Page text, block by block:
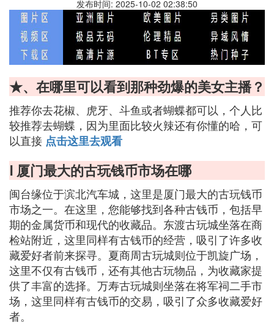
发布时间: 2025-10-02 02:38:50
★、在哪里可以看到那种劲爆的美女主播？
推荐你去花椒、虎牙、斗鱼或者蝴蝶都可以，个人比
较推荐去蝴蝶，因为里面比较火辣还有你懂的哈，可
以直接 点击这里去观看
Ⅰ 厦门最大的古玩钱币市场在哪
闽台缘位于滨北汽车城，这里是厦门最大的古玩钱币
市场之一。在这里，您能够找到各种古钱币，包括早
期的金属货币和现代的收藏品。东渡古玩城坐落在商
检站附近，这里同样有古钱币的经营，吸引了许多收
藏爱好者前来探寻。夏商周古玩城则位于凯旋广场，
这里不仅有古钱币，还有其他古玩物品，为收藏家提
供了丰富的选择。万寿古玩城则坐落在将军祠二手市
场，这里同样有古钱币的交易，吸引了众多收藏爱好
者。